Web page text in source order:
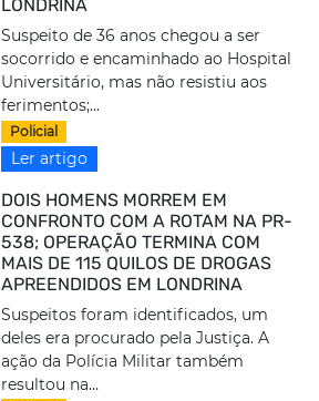
LONDRINA
Suspeito de 36 anos chegou a ser
socorrido e encaminhado ao Hospital
Universitário, mas não resistiu aos
ferimentos;...
Policial
Ler artigo
DOIS HOMENS MORREM EM
CONFRONTO COM A ROTAM NA PR-
538; OPERAÇÃO TERMINA COM
MAIS DE 115 QUILOS DE DROGAS
APREENDIDOS EM LONDRINA
Suspeitos foram identificados, um
deles era procurado pela Justiça. A
ação da Polícia Militar também
resultou na...